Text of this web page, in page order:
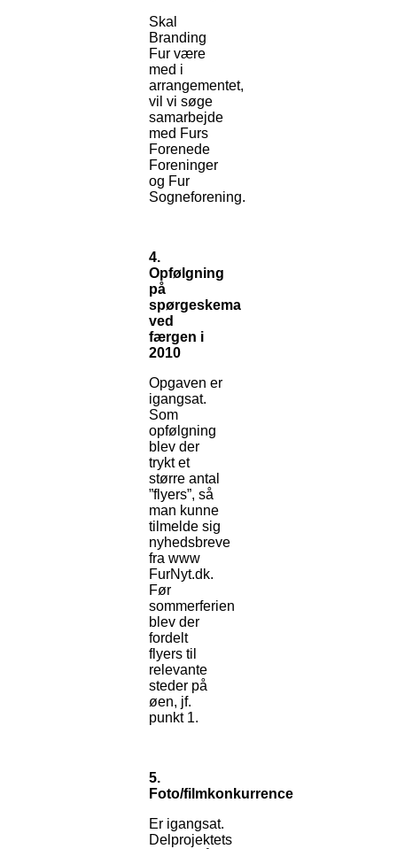
Skal
Branding
Fur være
med i
arrangementet,
vil vi søge
samarbejde
med Furs
Forenede
Foreninger
og Fur
Sogneforening.
4.
Opfølgning
på
spørgeskema
ved
færgen i
2010
Opgaven er
igangsat.
Som
opfølgning
blev der
trykt et
større antal
”flyers”, så
man kunne
tilmelde sig
nyhedsbreve
fra www
FurNyt.dk.
Før
sommerferien
blev der
fordelt
flyers til
relevante
steder på
øen, jf.
punkt 1.
5.
Foto/filmkonkurrence
Er igangsat.
Delprojektets